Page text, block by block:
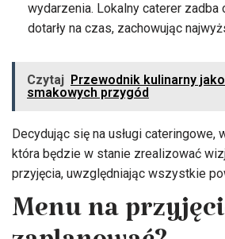
wydarzenia. Lokalny caterer zadba
dotarły na czas, zachowując
Czytaj Przewodnik kulinarny
smakowych przygód
Decydując się na usługi cateringowe,
która będzie w stanie zrealizować
przyjęcia, uwzględniając wszystkie
Menu na